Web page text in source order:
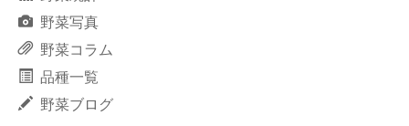
野菜写真
野菜コラム
品種一覧
野菜ブログ